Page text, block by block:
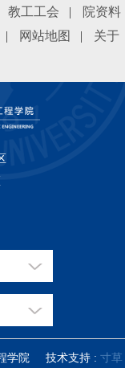
教工工会 |
院资料
| 网站地图 |
关于
学院 技术支持 : 寸草